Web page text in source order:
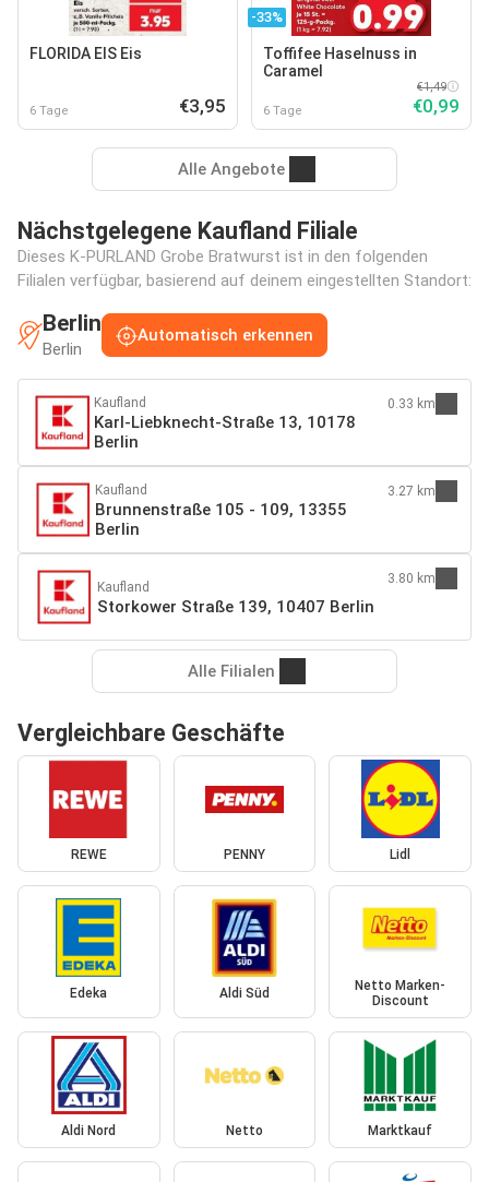
FLORIDA EIS Eis
6 Tage €3,95
-33%
Toffifee Haselnuss in
Caramel
6 Tage
€1,49
€0,99
Alle Angebote
Nächstgelegene Kaufland Filiale
Dieses K-PURLAND Grobe Bratwurst ist in den folgenden
Filialen verfügbar, basierend auf deinem eingestellten Standort:
Berlin
Berlin
Automatisch erkennen
Kaufland
Karl-Liebknecht-Straße 13, 10178
Berlin
0.33 km
Kaufland
Brunnenstraße 105 - 109, 13355
Berlin
3.27 km
Kaufland
Storkower Straße 139, 10407 Berlin
3.80 km
Alle Filialen
Vergleichbare Geschäfte
REWE PENNY Lidl
Edeka Aldi Süd
Netto Marken-
Discount
Aldi Nord Netto Marktkauf